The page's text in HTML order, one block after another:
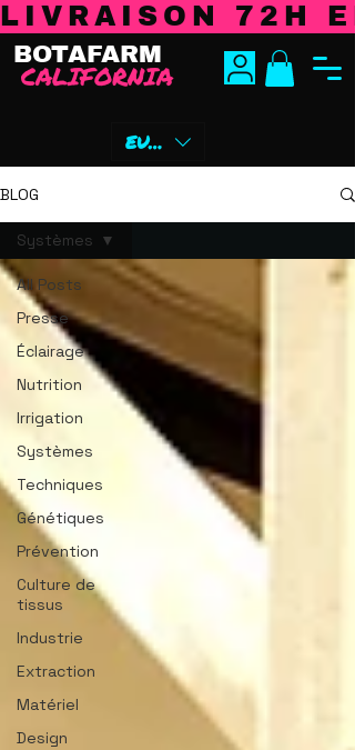
LIVRAISON 72H
BOTAFARM
CALIFORNIA
EUR (€)
BLOG
All Posts
Presse
Éclairage
Nutrition
Irrigation
Systèmes
Techniques
Génétiques
Prévention
Culture de
tissus
Industrie
Extraction
Matériel
Design
Systèmes